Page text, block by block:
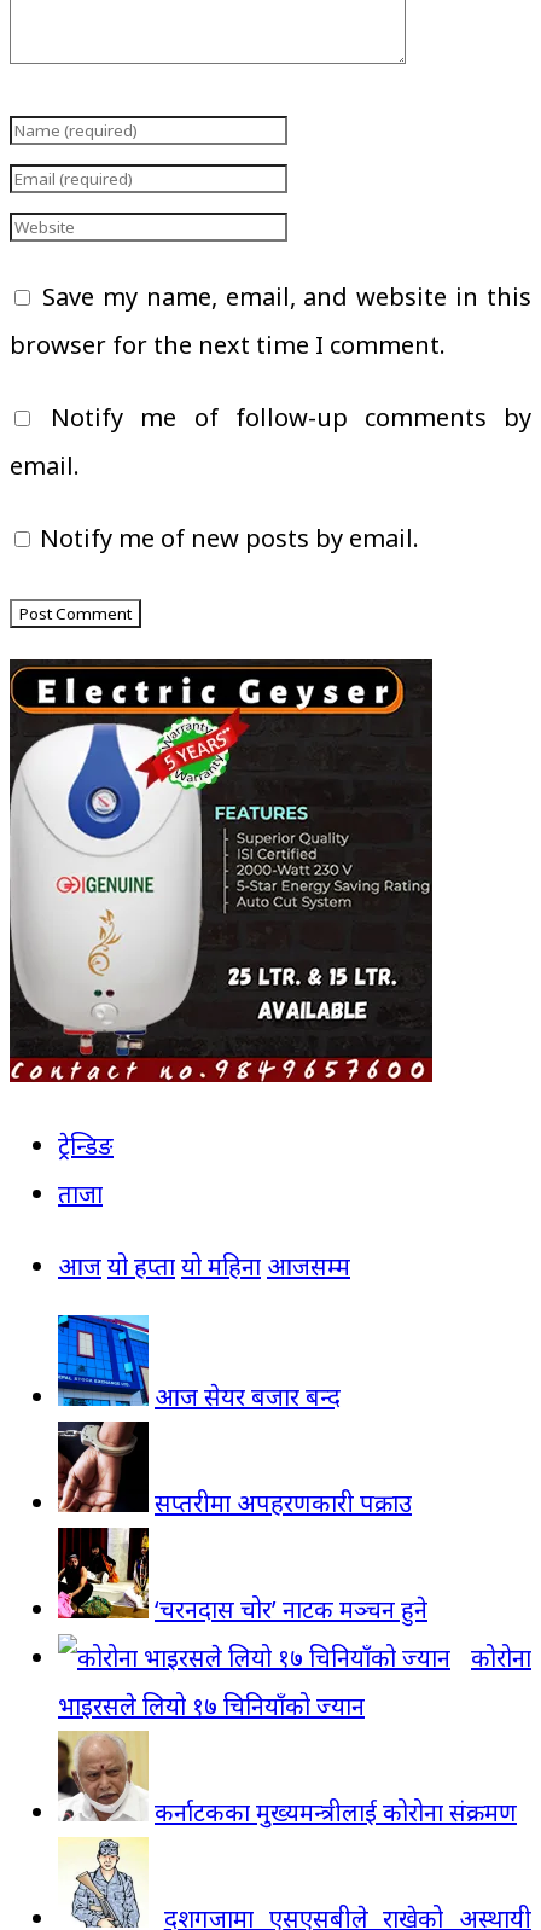
Save my name, email, and website in this
browser for the next time I comment.
Notify me of follow-up comments by
email.
Notify me of new posts by email.
ट्रेन्डिङ
ताजा
आजयो हप्तायो महिना आजसम्म
आज सेयर बजार बन्द
सप्तरीमा अपहरणकारी पक्राउ
‘चरनदास चोर’ नाटक मञ्चन हुने
कोरोना
भाइरसले लियो १७ चिनियाँको ज्यान
कर्नाटकका मुख्यमन्त्रीलाई कोरोना संक्रमण
दशगजामा एसएसबीले राखेको अस्थायी